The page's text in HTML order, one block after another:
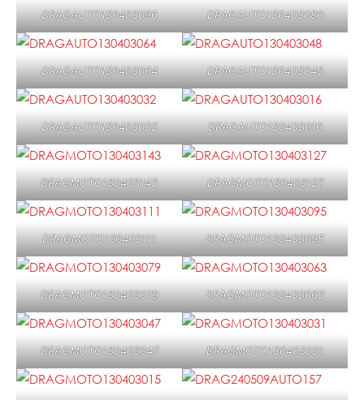
DRAGAUTO130403096 DRAGAUTO130403080
DRAGAUTO130403064 DRAGAUTO130403048
DRAGAUTO130403032 DRAGAUTO130403016
DRAGMOTO130403143 DRAGMOTO130403127
DRAGMOTO130403111 DRAGMOTO130403095
DRAGMOTO130403079 DRAGMOTO130403063
DRAGMOTO130403047 DRAGMOTO130403031